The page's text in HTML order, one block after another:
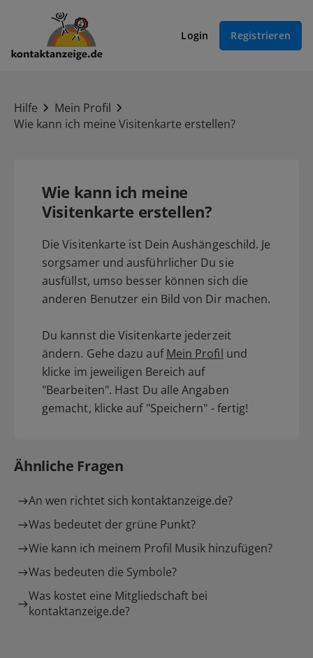
Login Registrieren
Hilfe
Mein Profil
Wie kann ich meine Visitenkarte erstellen?
Wie kann ich meine
Visitenkarte erstellen?
Die Visitenkarte ist Dein Aushängeschild. Je
sorgsamer und ausführlicher Du sie
ausfüllst, umso besser können sich die
anderen Benutzer ein Bild von Dir machen.
Du kannst die Visitenkarte jederzeit
ändern. Gehe dazu aufMein Profil und
klicke im jeweiligen Bereich auf
"Bearbeiten". Hast Du alle Angaben
gemacht, klicke auf "Speichern" - fertig!
Ähnliche Fragen
An wen richtet sich kontaktanzeige.de?
Was bedeutet der grüne Punkt?
Wie kann ich meinem Profil Musik hinzufügen?
Was bedeuten die Symbole?
Was kostet eine Mitgliedschaft bei
kontaktanzeige.de?